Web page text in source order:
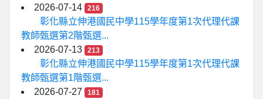
2026-07-14
216
彰化縣立伸港國民中學115學年度第1次代理代課
教師甄選第2階甄選...
2026-07-13
213
彰化縣立伸港國民中學115學年度第1次代理代課
教師甄選第1階甄選...
2026-07-27
181